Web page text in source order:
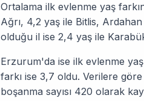
Ortalama ilk evlenme yaş
Ağrı, 4,2 yaş ile Bitlis,
olduğu il ise 2,4 yaş ile
Erzurum'da ise ilk evlenme
farkı ise 3,7 oldu. Verilere
boşanma sayısı 420 olarak